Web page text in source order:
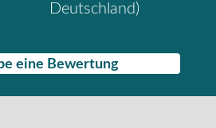
Deutschland)
eine Bewertung